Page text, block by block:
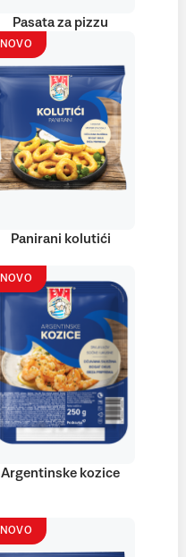
Pasata za pizzu
NOVO
Panirani kolutići
NOVO
Argentinske kozice
NOVO